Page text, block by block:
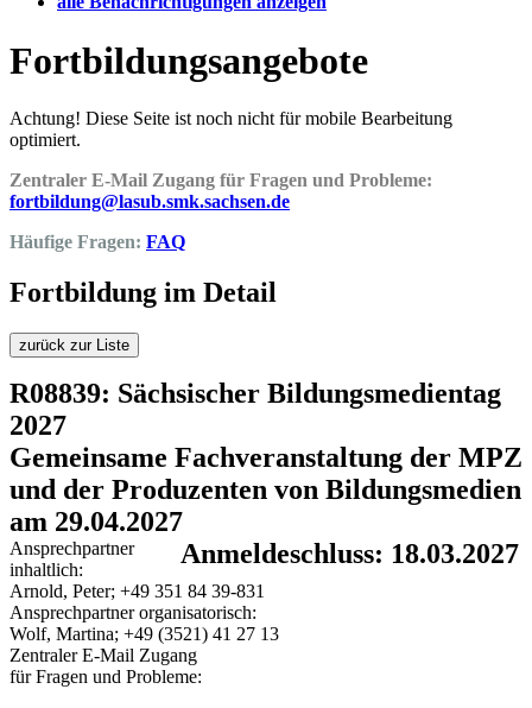
Fortbildungsangebote
Achtung! Diese Seite ist noch nicht für mobile Bearbeitung
optimiert.
Zentraler E-Mail Zugang für Fragen und Probleme:
fortbildung@lasub.smk.sachsen.de
Häufige Fragen: FAQ
Fortbildung im Detail
zurück zur Liste
R08839: Sächsischer Bildungsmedientag
2027
Gemeinsame Fachveranstaltung der MPZ
und der Produzenten von Bildungsmedien
am 29.04.2027
Anmeldeschluss: 18.03.2027
Ansprechpartner
inhaltlich:
Arnold, Peter; +49 351 84 39-831
Ansprechpartner organisatorisch:
Wolf, Martina; +49 (3521) 41 27 13
Zentraler E-Mail Zugang
für Fragen und Probleme: